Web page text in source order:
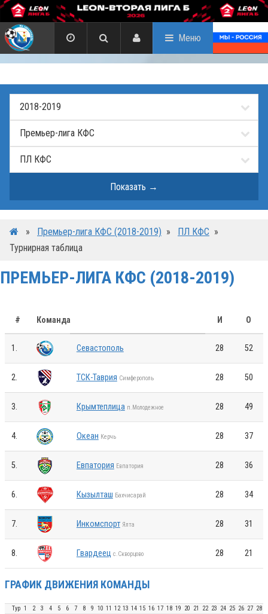
Меню
» Премьер-лига КФС (2018-2019) » ПЛ КФС »
Турнирная таблица
ПРЕМЬЕР-ЛИГА КФС (2018-2019)
# Команда И О
1. Севастополь 28 52
2. ТСК-Таврия Симферополь 28 50
3. Крымтеплица п.Молодежное 28 49
4. Океан Керчь 28 37
5. Евпатория Евпатория 28 36
6. Кызылташ Бахчисарай 28 34
7. Инкомспорт Ялта 28 31
8. Гвардеец с.Скворцово 28 21
ГРАФИК ДВИЖЕНИЯ КОМАНДЫ
Тур 1 2 3 4 5 6 7 8 9 10 11 12 13 14 15 16 17 18 19 20 21 22 23 24 25 26 27 28